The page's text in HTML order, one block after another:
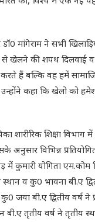
मांगेराम ने सभी
खेलने की शपथ दिलवाई
हैं बल्कि वह हमें
कहा कि खेलो को
शारीरिक शिक्षा
अनुसार विभिन्न
में कुमारी योगिता एम.कोम
स्थान व कु0 भावना बी.ए
जया बी.ए द्वितीय वर्ष
बी.ए तृतीय वर्ष ने तृतीय